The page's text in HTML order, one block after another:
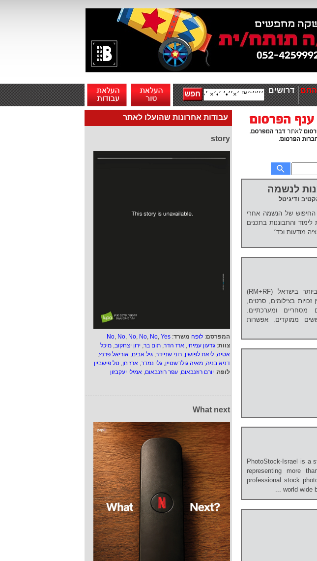
דרושים
עבודות אחרונות שהועלו לאתר
story
המפרסם: לופה משרד:
No, No, No, No, No, Yes
צוות: גדעון עמיחי, ארז הדר, תום בר, ירון יצחקוב, מיכל
אטיה, ליאת לפושין, רוני שניידר, גיל אבים, אוריאל פרנץ,
דניא בניה, מאיה גולדשטיין, גלי נמדר, ארז חן, טל פישביין
לופה: יורם רוזנבאום, עפר רוזנבאום, אמילי יעקבזון
What next
לנשמה
ודיגיטל
של הנשמה אחרי
והתבוננות בתכנים
מודעות וכד׳
מאגר הסטוק הגדול והמקיף ביותר בישראל (RM+RF)
זכויות בצילומים, סרטים,
מסחריים ומערכתיים.
ממוקדים. אפשרות
PhotoStock-Israel is a
representing more
professional stock
world wide